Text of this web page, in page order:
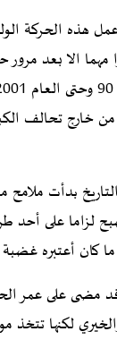
هذه الحركة
خارج تحالف
بدأت ملامح
لزاما على أحد
كان أعتبره غضبة
مضى على عمر
لكنها تتخذ